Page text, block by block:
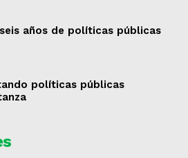
años de políticas públicas
políticas públicas